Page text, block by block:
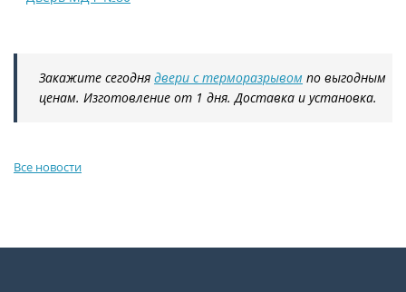
Закажите сегодня двери с терморазрывом по выгодным
ценам. Изготовление от 1 дня. Доставка и установка.
Все новости